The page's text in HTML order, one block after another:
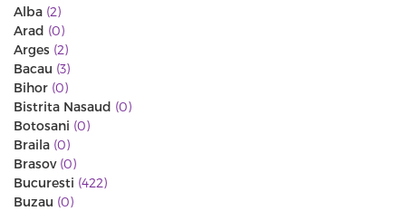
Alba (2)
Arad (0)
Arges (2)
Bacau (3)
Bihor (0)
Bistrita Nasaud (0)
Botosani (0)
Braila (0)
Brasov (0)
Bucuresti (422)
Buzau (0)